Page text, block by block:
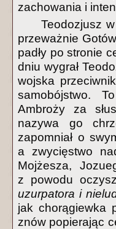
zachowania i
Teodozjusz
przeważnie
padły po stronie
dniu wygrał
wojska
samobójstwo.
Ambroży za
nazywa go
zapomniał o
a zwycięstwo
Mojżesza,
z powodu
uzurpatora i
jak chorągiewka
znów popierając